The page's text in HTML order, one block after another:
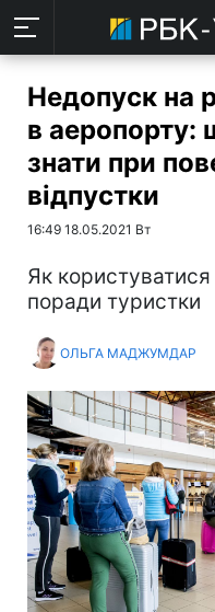
Недопуск на
в аеропорту:
знати при
відпустки
16:49 18.05.2021 Вт
Як
поради туристки
ОЛЬГА МАДЖУМДАР